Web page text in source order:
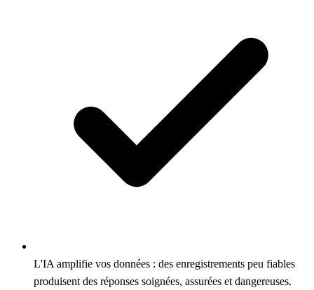
L'IA amplifie vos données : des enregistrements peu fiables
produisent des réponses soignées, assurées et dangereuses.